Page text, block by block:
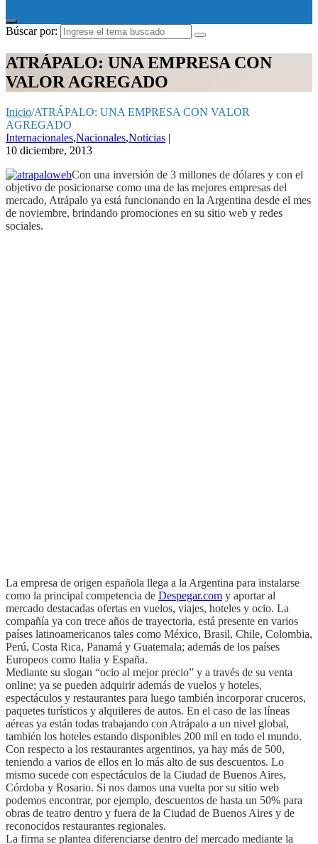
Búscar por:
ATRÁPALO: UNA EMPRESA CON
VALOR AGREGADO
Inicio/ATRÁPALO: UNA EMPRESA CON VALOR
AGREGADO
Internacionales,Nacionales,Noticias |
10 diciembre, 2013
Con una inversión de 3 millones de dólares y con el
objetivo de posicionarse como una de las mejores empresas del
mercado, Atrápalo ya está funcionando en la Argentina desde el mes
de noviembre, brindando promociones en su sitio web y redes
sociales.
La empresa de origen española llega a la Argentina para instalarse
como la principal competencia de Despegar.com y aportar al
mercado destacadas ofertas en vuelos, viajes, hoteles y ocio. La
compañía ya con trece años de trayectoria, está presente en varios
países latinoamericanos tales como México, Brasil, Chile, Colombia,
Perú, Costa Rica, Panamá y Guatemala; además de los países
Europeos como Italia y España.
Mediante su slogan “ocio al mejor precio” y a través de su venta
online; ya se pueden adquirir además de vuelos y hoteles,
espectáculos y restaurantes para luego también incorporar cruceros,
paquetes turísticos y alquileres de autos. En el caso de las líneas
aéreas ya están todas trabajando con Atrápalo a un nivel global,
también los hoteles estando disponibles 200 mil en todo el mundo.
Con respecto a los restaurantes argentinos, ya hay más de 500,
teniendo a varios de ellos en lo más alto de sus descuentos. Lo
mismo sucede con espectáculos de la Ciudad de Buenos Aires,
Córdoba y Rosario. Si nos damos una vuelta por su sitio web
podemos encontrar, por ejemplo, descuentos de hasta un 50% para
obras de teatro dentro y fuera de la Ciudad de Buenos Aires y de
reconocidos restaurantes regionales.
La firma se plantea diferenciarse dentro del mercado mediante la